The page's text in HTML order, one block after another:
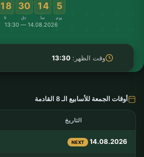
5
يوم
:
14
سا
:
30
دق
:
18
ثا
14.08.2026 — 13:30
وقت الظهر:13:30
أوقات الجمعة للأسابيع الـ 8 القادمة
التاريخ
14.08.2026
NEXT